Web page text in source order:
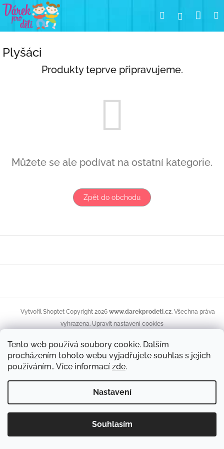
Tento web používá soubory cookie. Dalším
procházením tohoto webu vyjadřujete souhlas s jejich
používáním.. Více informací zde.
Nastavení
Souhlasím
Přejít
na
obsah
Hračky, nábytek do dětských pokojíčků, kojenecké potřeby,
povlečení či osušky...vše v krásných motivech pro kluky i holky
HledatPřihlášení
Plyšáci
Produkty teprve připravujeme.
Můžete se ale podívat na ostatní kategorie.
Zpět do obchodu
p
í
Vytvořil Shoptet Copyright 2026www.darekprodeti.cz. Všechna práva
vyhrazena. Upravit nastavení cookies